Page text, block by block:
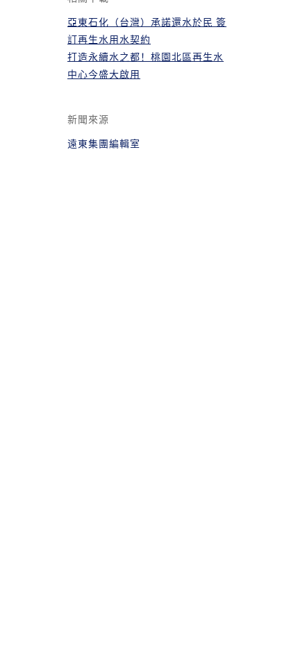
亞東石化（台灣）承諾還水於民 簽
訂再生水用水契約
打造永續水之都！桃園北區再生水
中心今盛大啟用
新聞來源
遠東集團編輯室